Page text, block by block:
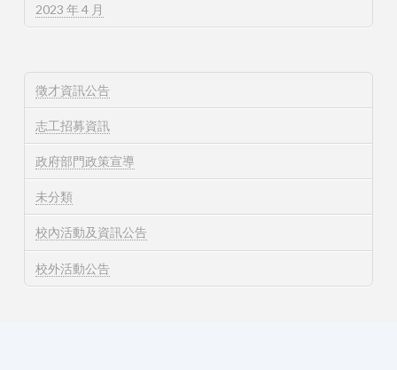
2023 年 4 月
徵才資訊公告
志工招募資訊
政府部門政策宣導
未分類
校內活動及資訊公告
校外活動公告